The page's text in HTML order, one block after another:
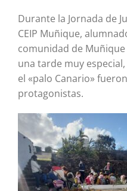
Durante la Jornada de
CEIP Muñique,
comunidad de
una tarde muy
el «palo Canario»
protagonistas.